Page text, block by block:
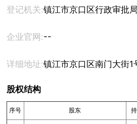
登记机关:镇江市京口区行政审批局
企业官网:--
详细地址:镇江市京口区南门大街1
股权结构
序号 股东